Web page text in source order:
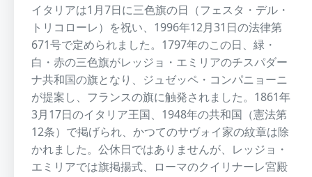
イタリアは1月7日に三色旗の日（フェスタ・デル・
トリコローレ）を祝い、1996年12月31日の法律第
671号で定められました。1797年のこの日、緑・
白・赤の三色旗がレッジョ・エミリアのチスパダー
ナ共和国の旗となり、ジュゼッペ・コンパニョーニ
が提案し、フランスの旗に触発されました。1861年
3月17日のイタリア王国、1948年の共和国（憲法第
12条）で掲げられ、かつてのサヴォイ家の紋章は除
かれました。公休日ではありませんが、レッジョ・
エミリアでは旗掲揚式、ローマのクイリナーレ宮殿